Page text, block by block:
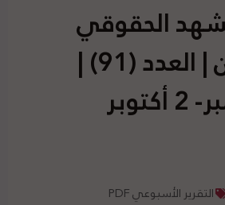
الحقوقي
لفلسطين | العدد (91) |
26 سبتمبر- 2 أكتوبر
التقرير الأسبوعي PDF